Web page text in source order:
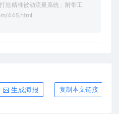
造精准被动流量系统」附带工
446.html
生成海报 复制本文链接